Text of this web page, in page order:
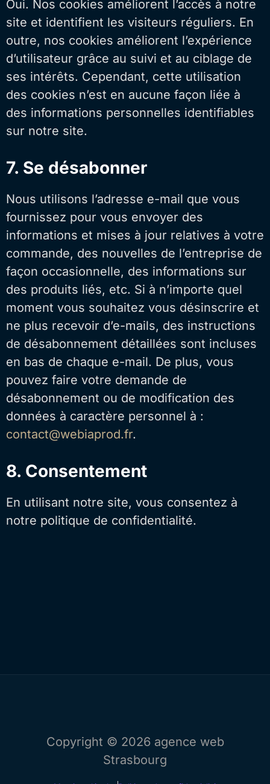
Oui. Nos cookies améliorent l’accès à notre
site et identifient les visiteurs réguliers. En
outre, nos cookies améliorent l’expérience
d’utilisateur grâce au suivi et au ciblage de
ses intérêts. Cependant, cette utilisation
des cookies n’est en aucune façon liée à
des informations personnelles identifiables
sur notre site.
7. Se désabonner
Nous utilisons l’adresse e-mail que vous
fournissez pour vous envoyer des
informations et mises à jour relatives à votre
commande, des nouvelles de l’entreprise de
façon occasionnelle, des informations sur
des produits liés, etc. Si à n’importe quel
moment vous souhaitez vous désinscrire et
ne plus recevoir d’e-mails, des instructions
de désabonnement détaillées sont incluses
en bas de chaque e-mail. De plus, vous
pouvez faire votre demande de
désabonnement ou de modification des
données à caractère personnel à :
contact@webiaprod.fr.
8. Consentement
En utilisant notre site, vous consentez à
notre politique de confidentialité.
Copyright © 2026 agence web
Strasbourg